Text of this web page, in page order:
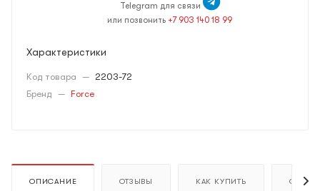
Telegram для связи
или позвонить +7 903 140 18 99
Характеристики
Код товара — 2203-72
Бренд — Force
ОПИСАНИЕ ОТЗЫВЫ КАК КУПИТЬ ОПЛАТА